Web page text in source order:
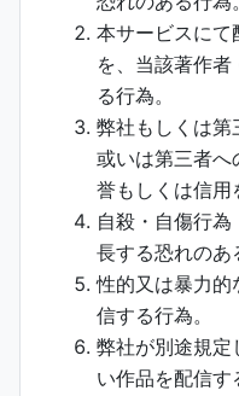
本サービスにて
を、当該著作
る行為。
弊社もしくは第
或いは第三者へ
誉もしくは信用
自殺・自傷行
長する恐れのあ
性的又は暴力的
信する行為。
弊社が別途規定
い作品を配信す